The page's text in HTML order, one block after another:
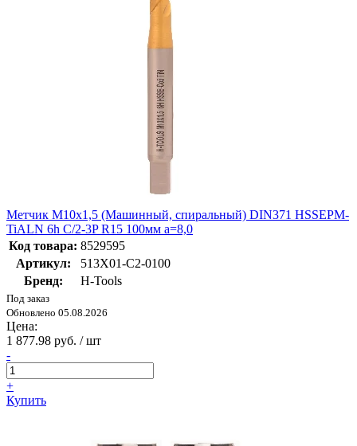
Метчик М10х1,5 (Машинный, спиральный) DIN371 HSSEPM-
TiALN 6h C/2-3P R15 100мм a=8,0
Код товара: 8529595
Артикул:
513X01-C2-0100
Бренд:
H-Tools
Под заказ
Обновлено 05.08.2026
Цена:
1 877.98 руб. / шт
-
+
Купить